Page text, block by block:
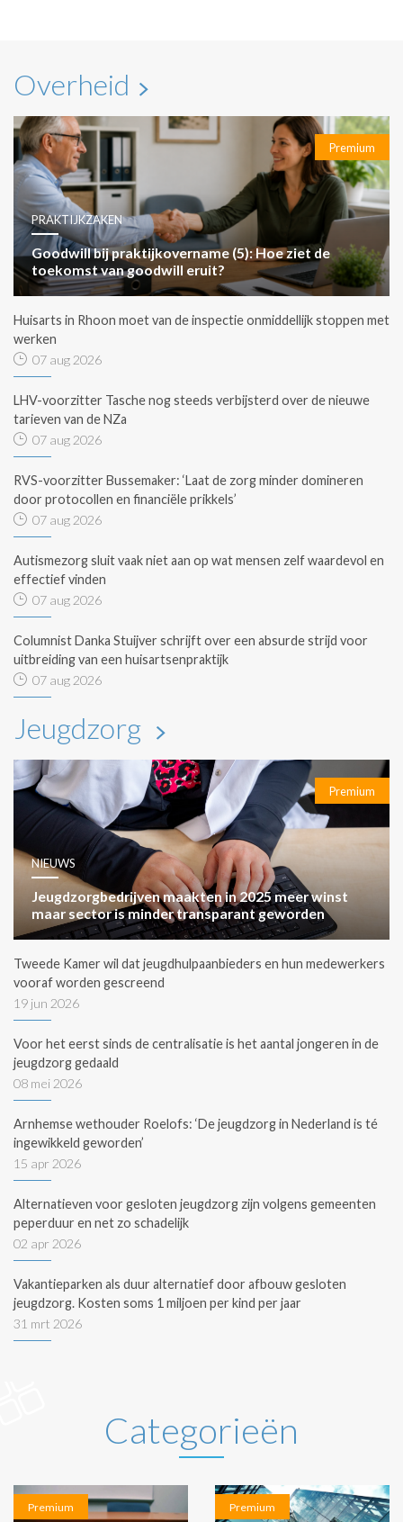
Overheid
Premium
PRAKTIJKZAKEN
Goodwill bij praktijkovername (5): Hoe ziet de
toekomst van goodwill eruit?
Huisarts in Rhoon moet van de inspectie onmiddellijk stoppen met
werken
07 aug 2026
LHV-voorzitter Tasche nog steeds verbijsterd over de nieuwe
tarieven van de NZa
07 aug 2026
RVS-voorzitter Bussemaker: ‘Laat de zorg minder domineren
door protocollen en financiële prikkels’
07 aug 2026
Autismezorg sluit vaak niet aan op wat mensen zelf waardevol en
effectief vinden
07 aug 2026
Columnist Danka Stuijver schrijft over een absurde strijd voor
uitbreiding van een huisartsenpraktijk
07 aug 2026
Jeugdzorg
Premium
NIEUWS
Jeugdzorgbedrijven maakten in 2025 meer winst
maar sector is minder transparant geworden
Tweede Kamer wil dat jeugdhulpaanbieders en hun medewerkers
vooraf worden gescreend
19 jun 2026
Voor het eerst sinds de centralisatie is het aantal jongeren in de
jeugdzorg gedaald
08 mei 2026
Arnhemse wethouder Roelofs: ‘De jeugdzorg in Nederland is té
ingewikkeld geworden’
15 apr 2026
Alternatieven voor gesloten jeugdzorg zijn volgens gemeenten
peperduur en net zo schadelijk
02 apr 2026
Vakantieparken als duur alternatief door afbouw gesloten
jeugdzorg. Kosten soms 1 miljoen per kind per jaar
31 mrt 2026
Categorieën
Premium Premium